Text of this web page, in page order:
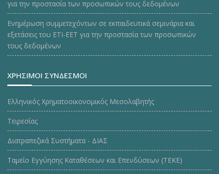
για την προστασία των προσωπικών τους δεδομένων
Ενημέρωση συμμετεχόντων σε εκπαιδευτικά σεμινάρια και
εξετάσεις του ΕΤΙ-ΕΕΤ για την προστασία των προσωπικών
τους δεδομένων
ΧΡΗΣΙΜΟΙ ΣΥΝΔΕΣΜΟΙ
Ελληνικός Χρηματοοικονομικός Μεσολαβητής
Τειρεσίας
Διατραπεζικά Συστήματα - ΔΙΑΣ
Ταμείο Εγγύησης Καταθέσεων και Επενδύσεων (ΤΕΚE)